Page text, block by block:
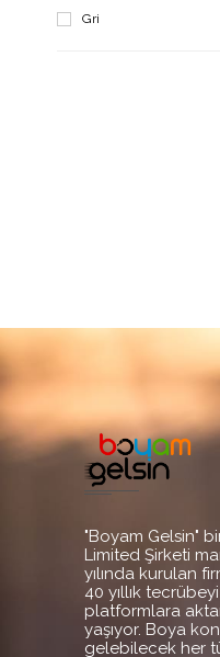
Gri
"Boyam Gelsin"
Limited Şirketi
yılında kurulan
40 yıllık
platformlara
yaşıyor. Boya
gelebilecek her